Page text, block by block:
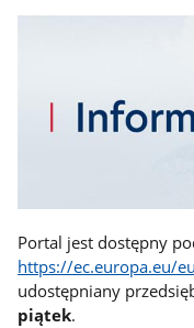
Portal jest dostępny
https://ec.europa.eu/
udostępniany
piątek.